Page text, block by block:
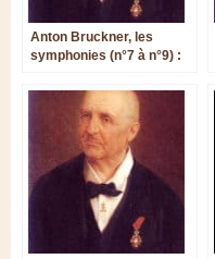
Anton Bruckner, les
symphonies (n°7 à n°9) :
discographiques